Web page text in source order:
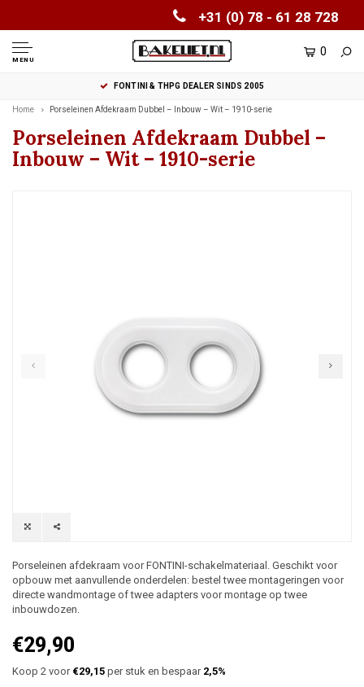
+31 (0) 78 - 61 28 728
MENU
0
FONTINI & THPG DEALER SINDS 2005
Home Porseleinen Afdekraam Dubbel – Inbouw – Wit – 1910-serie
Porseleinen Afdekraam Dubbel –
Inbouw – Wit – 1910-serie
Porseleinen afdekraam voor FONTINI-schakelmateriaal. Geschikt voor
opbouw met aanvullende onderdelen: bestel twee montageringen voor
directe wandmontage of twee adapters voor montage op twee
inbouwdozen.
€29,90
Koop 2 voor €29,15 per stuk en bespaar 2,5%